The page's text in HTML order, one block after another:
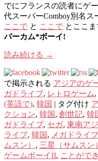
でにフランスの読者にゲ
代スーパーComboy別名
ここで と ここで とここ
パーカム*ボーイ!
読み続ける →
で掲示される アジアのゲ
ガドライブ, レトロゲーム,
(英語で), 韓国 | タグ付け
クション, 韓国 , 創世記, 韓
ガドライブ, セガ, 東南ア
ライブ, 韓国 , メガドライブ
ムスン） , 三星（サムスン
ゲームボーイII, ことがで